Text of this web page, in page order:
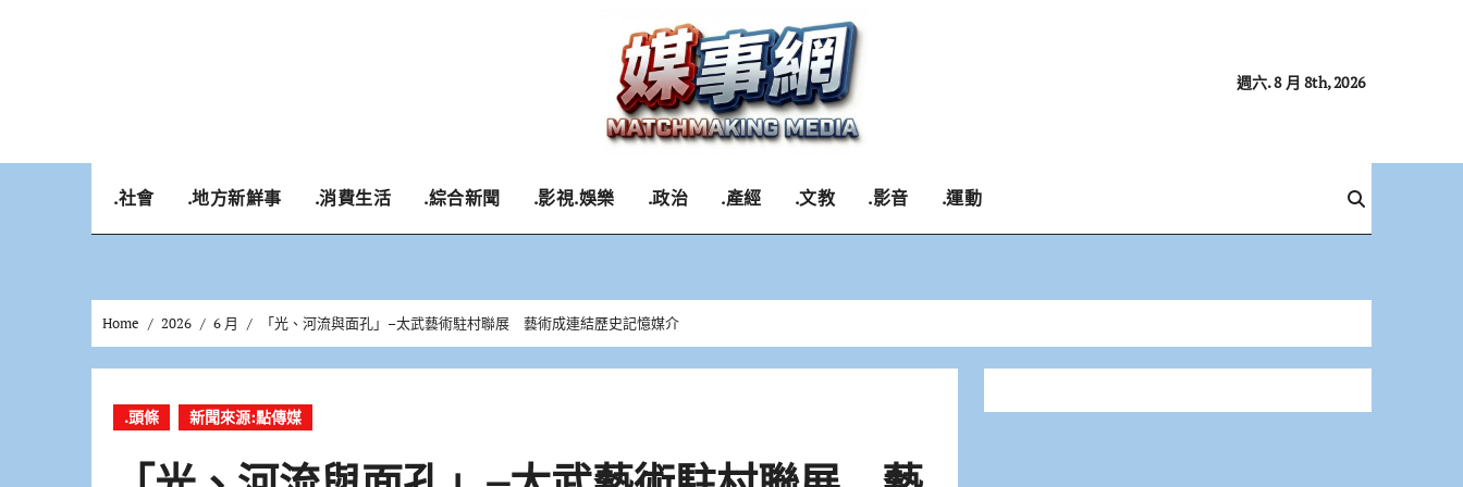
週六. 8 月 8th, 2026
.社會 .地方新鮮事 .消費生活 .綜合新聞 .影視.娛樂 .政治 .產經 .文教 .影音 .運動
Home 2026 6 月 「光、河流與面孔」–太武藝術駐村聯展 藝術成連結歷史記憶媒介
.頭條 新聞來源:點傳媒